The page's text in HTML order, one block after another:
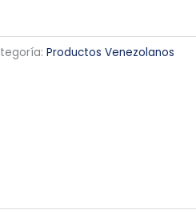
Productos Venezolanos